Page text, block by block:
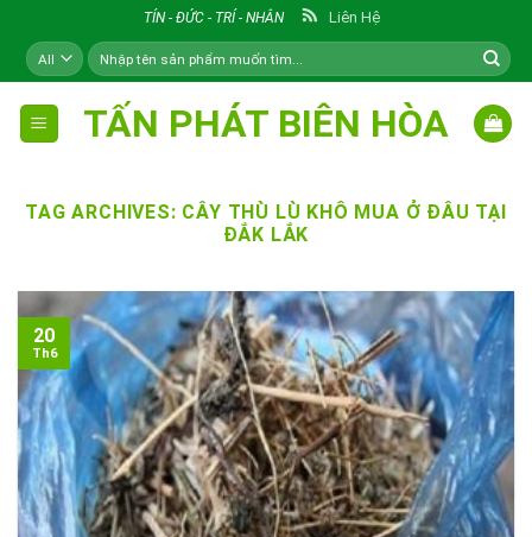
content
TÍN - ĐỨC - TRÍ - NHÂN Liên Hệ
Tìm
kiếm:
TẤN PHÁT BIÊN HÒA
TAG ARCHIVES: CÂY THÙ LÙ KHÔ MUA Ở ĐÂU TẠI
ĐẮK LẮK
20
Th6